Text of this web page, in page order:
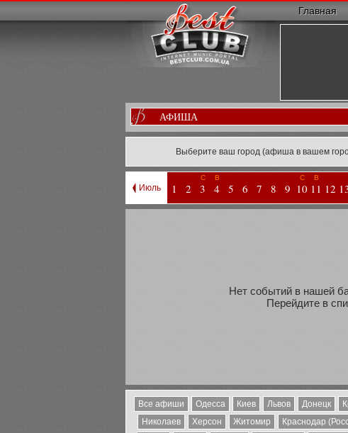
Главная
АФИША
Выберите ваш город (афиша в вашем
Июль 1 2
С
3
В
4 5 6 7 8 9
С
10
В
11 12
Нет событий в нашей
Перейдите в
Все афиши Одесса Киев Львов Донецк
Николаев
Херсон Житомир Краснодар